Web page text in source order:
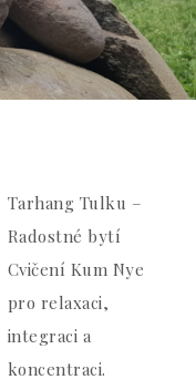
Tarhang Tulku –
Radostné bytí
Cvičení Kum Nye
pro relaxaci,
integraci a
koncentraci.